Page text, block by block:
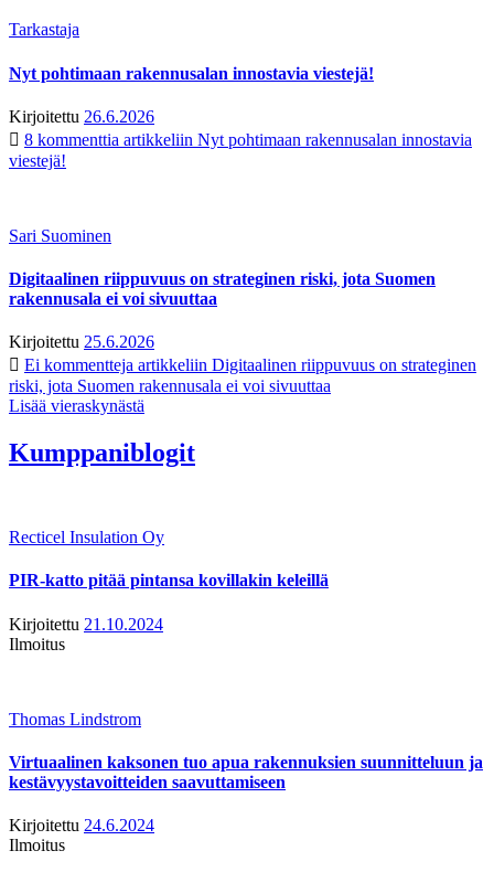
Tarkastaja
Nyt pohtimaan rakennusalan innostavia viestejä!
Kirjoitettu 26.6.2026
8 kommenttia artikkeliin Nyt pohtimaan rakennusalan innostavia
viestejä!
Sari Suominen
Digitaalinen riippuvuus on strateginen riski, jota Suomen
rakennusala ei voi sivuuttaa
Kirjoitettu 25.6.2026
Ei kommentteja artikkeliin Digitaalinen riippuvuus on strateginen
riski, jota Suomen rakennusala ei voi sivuuttaa
Lisää vieraskynästä
Kumppaniblogit
Recticel Insulation Oy
PIR-katto pitää pintansa kovillakin keleillä
Kirjoitettu 21.10.2024
Ilmoitus
Thomas Lindstrom
Virtuaalinen kaksonen tuo apua rakennuksien suunnitteluun ja
kestävyystavoitteiden saavuttamiseen
Kirjoitettu 24.6.2024
Ilmoitus